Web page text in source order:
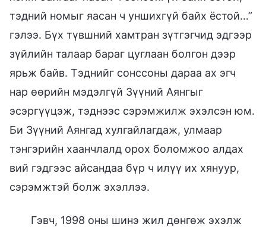
тэдний номыг яасан ч уншихгүй байх ёстой…”
гэлээ. Бүх түвшний хамтран зүтгэгчид эдгээр
зүйлийн талаар бараг цуглаан болгон дээр
ярьж байв. Тэднийг сонссоны дараа ах эгч
нар өөрийн мэдэлгүй Зүүний Аянгыг
эсэргүүцэж, тэднээс сэрэмжилж эхэлсэн юм.
Би Зүүний Аянгад хулгайлагдаж, улмаар
тэнгэрийн хаанчлалд орох боломжоо алдах
вий гэдгээс айсандаа бүр ч илүү их хянуур,
сэрэмжтэй болж эхэллээ.
Гэвч, 1998 оны шинэ жил дөнгөж эхэлж